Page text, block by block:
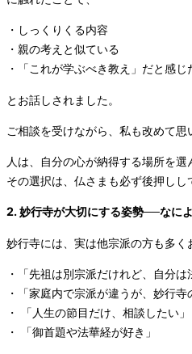
・しっくりくる内容
・親の考えと似ている
・「これが学ぶべき教え」だと感じ
とお話しされました。
ご相談を受けながら、私も改めて思
人は、自分の心が納得する場所を選
その選択は、仏さまも必ず後押しし
2. 妙行寺が大切にする姿勢──なに
妙行寺には、実は他宗派の方も多く
・「先祖は別宗派だけれど、自分は
・「家庭内で宗派が違うが、妙行寺
・ 「人生の節目だけ、相談したい」
・ 「御首題や法華経が好き」